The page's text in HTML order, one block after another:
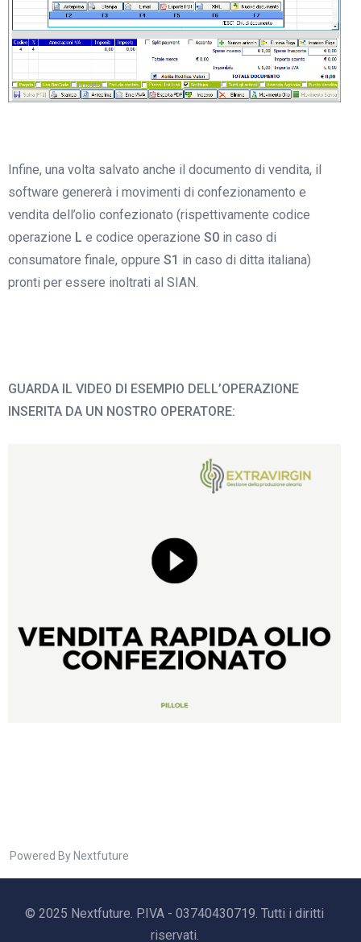
Infine, una volta salvato anche il documento di vendita, il
software genererà i movimenti di confezionamento e
vendita dell’olio confezionato (rispettivamente codice
operazione L e codice operazione S0 in caso di
consumatore finale, oppure S1 in caso di ditta italiana)
pronti per essere inoltrati al SIAN.
GUARDA IL VIDEO DI ESEMPIO DELL’OPERAZIONE
INSERITA DA UN NOSTRO OPERATORE:
Powered By Nextfuture
© 2025 Nextfuture. P.IVA - 03740430719. Tutti i diritti
riservati.